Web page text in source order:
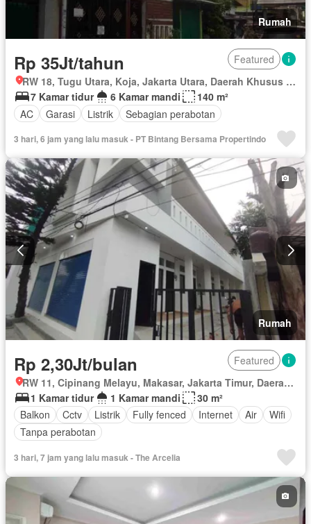
Rumah
Rp 35Jt/tahun
Featured
RW 18, Tugu Utara, Koja, Jakarta Utara, Daerah Khusus Ibukota Jakarta
7 Kamar tidur
6 Kamar mandi
140 m²
AC
Garasi Listrik Sebagian perabotan
3 hari, 6 jam yang lalu masuk - PT Bintang Bersama Propertindo
Rumah
Rp 2,30Jt/bulan
Featured
RW 11, Cipinang Melayu, Makasar, Jakarta Timur, Daerah Khusus Ibukota Jakarta
1 Kamar tidur
1 Kamar mandi
30 m²
Balkon
Cctv Listrik Fully fenced Internet Air
Wifi
Tanpa perabotan
3 hari, 7 jam yang lalu masuk - The Arcelia